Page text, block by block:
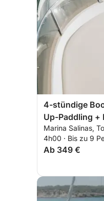
4-stündige
Up-Paddling +
Cava - ALLES
Marina Salinas,
4h00 · Bis zu 9
Ab 349 €